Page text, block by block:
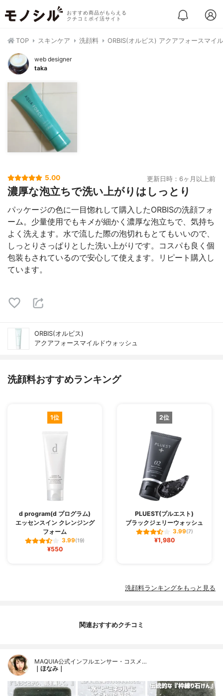
おすすめ商品がもらえる
クチコミポイ活サイト
TOP スキンケア 洗顔料 ORBIS(オルビス) アクアフォースマイ
web designer
taka
5.00 更新日時：6ヶ月以上前
濃厚な泡立ちで洗い上がりはしっとり
パッケージの色に一目惚れして購入したORBISの洗顔フォ
ーム。少量使用でもキメが細かく濃厚な泡立ちで、気持ち
よく洗えます。水で流した際の泡切れもとてもいいので、
しっとりさっぱりとした洗い上がりです。コスパも良く個
包装もされているので安心して使えます。リピート購入し
ています。
ORBIS(オルビス)
アクアフォースマイルドウォッシュ
洗顔料おすすめランキング
1位
d program(d プログラム)
エッセンスイン クレンジング
フォーム
3.99(19)
¥550
2位
PLUEST(プルエスト)
ブラックジェリーウォッシュ
3.99(7)
¥1,980
洗顔料ランキングをもっと見る
関連おすすめクチコミ
MAQUIA公式インフルエンサー・コスメ…
｜ほなみ｜